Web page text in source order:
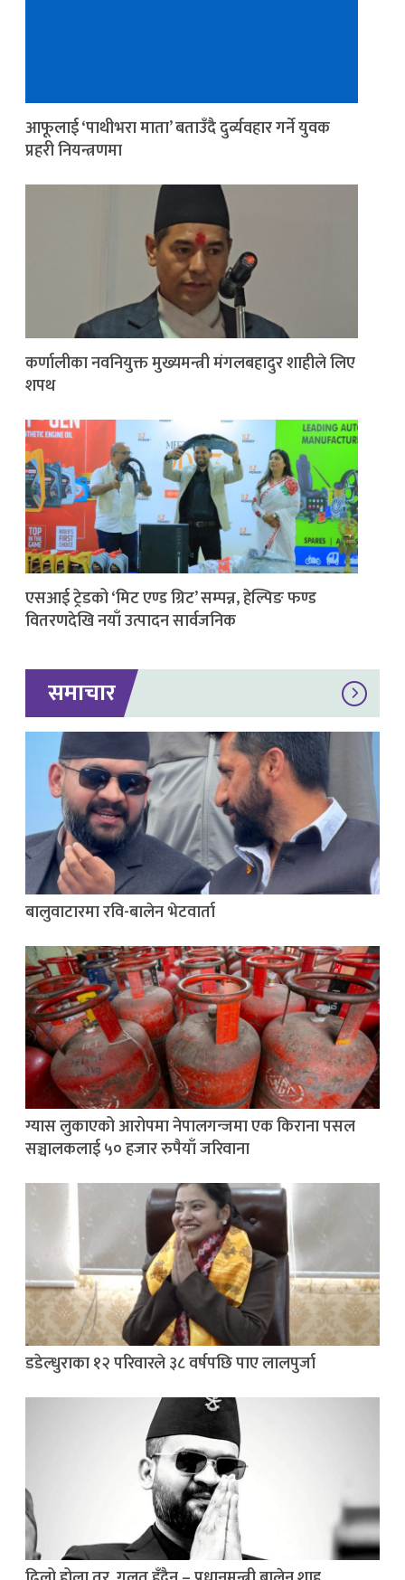
आफूलाई ‘पाथीभरा माता’ बताउँदै दुर्व्यवहार गर्ने युवक
प्रहरी नियन्त्रणमा
कर्णालीका नवनियुक्त मुख्यमन्त्री मंगलबहादुर शाहीले लिए
शपथ
एसआई ट्रेडको ‘मिट एण्ड ग्रिट’ सम्पन्न, हेल्पिङ फण्ड
वितरणदेखि नयाँ उत्पादन सार्वजनिक
समाचार
बालुवाटारमा रवि-बालेन भेटवार्ता
ग्यास लुकाएको आरोपमा नेपालगन्जमा एक किराना पसल
सञ्चालकलाई ५० हजार रुपैयाँ जरिवाना
डडेल्धुराका १२ परिवारले ३८ वर्षपछि पाए लालपुर्जा